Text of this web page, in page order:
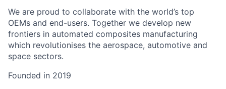
We are proud to collaborate with the world’s top
OEMs and end-users. Together we develop new
frontiers in automated composites manufacturing
which revolutionises the aerospace, automotive and
space sectors.
Founded in 2019